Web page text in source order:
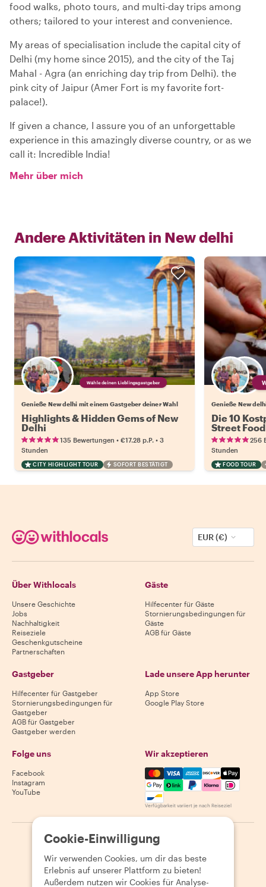
food walks, photo tours, and multi-day trips among
others; tailored to your interest and convenience.
My areas of specialisation include the capital city of
Delhi (my home since 2015), and the city of the Taj
Mahal - Agra (an enriching day trip from Delhi). the
pink city of Jaipur (Amer Fort is my favorite fort-
palace!).
If given a chance, I assure you of an unforgettable
experience in this amazingly diverse country, or as we
call it: Incredible India!
Mehr über mich
Andere Aktivitäten in New delhi
Wähle deinen Lieblingsgastgeber
Genieße New delhi mit einem Gastgeber deiner Wahl
Highlights & Hidden Gems of New
Delhi
135 Bewertungen • €17.28 p.P. • 3
Stunden
CITY HIGHLIGHT TOUR SOFORT BESTÄTIGT
Genieße New
Die 10
Street Food
256
Stunden
FOOD TOUR
EUR (€)
Über Withlocals
Unsere Geschichte
Jobs
Nachhaltigkeit
Reiseziele
Geschenkgutscheine
Partnerschaften
Gäste
Hilfecenter für Gäste
Stornierungsbedingungen für
Gäste
AGB für Gäste
Gastgeber
Hilfecenter für Gastgeber
Stornierungsbedingungen für
Gastgeber
AGB für Gastgeber
Gastgeber werden
Lade unsere App herunter
App Store
Google Play Store
Folge uns
Facebook
Instagram
YouTube
Wir akzeptieren
Mastercard, Visa, Amex,
Verfügbarkeit variiert je nach Reiseziel
2026 Withlocals.com | Datenschutzerklärung
Seitenübersicht
Cookie-Einwilligung
Wir verwenden Cookies, um dir das beste
Erlebnis auf unserer Plattform zu bieten!
Außerdem nutzen wir Cookies für Analyse-